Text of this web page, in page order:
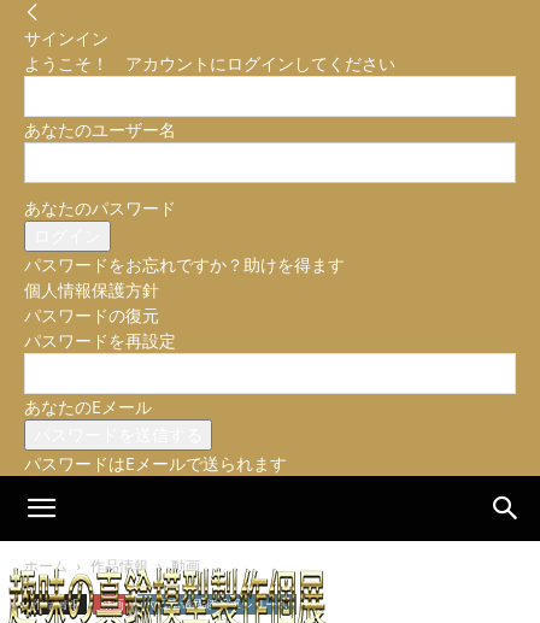
サインイン
ようこそ！ アカウントにログインしてください
あなたのユーザー名
あなたのパスワード
パスワードをお忘れですか？助けを得ます
個人情報保護方針
パスワードの復元
パスワードを再設定
あなたのEメール
パスワードはEメールで送られます
ホーム 作品情報 動画
作品情報 動画 大日本帝國陸海軍シリーズ